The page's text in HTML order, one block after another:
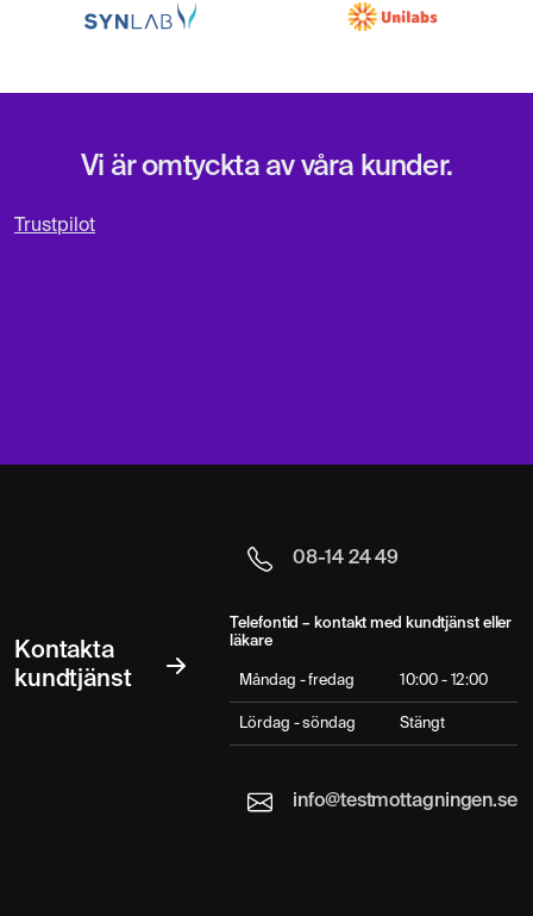
Vi är omtyckta av våra kunder.
Trustpilot
Kontakta
kundtjänst
08-14 24 49
Telefontid – kontakt med kundtjänst eller
läkare
Måndag - fredag 10:00 - 12:00
Lördag - söndag Stängt
info@testmottagningen.se